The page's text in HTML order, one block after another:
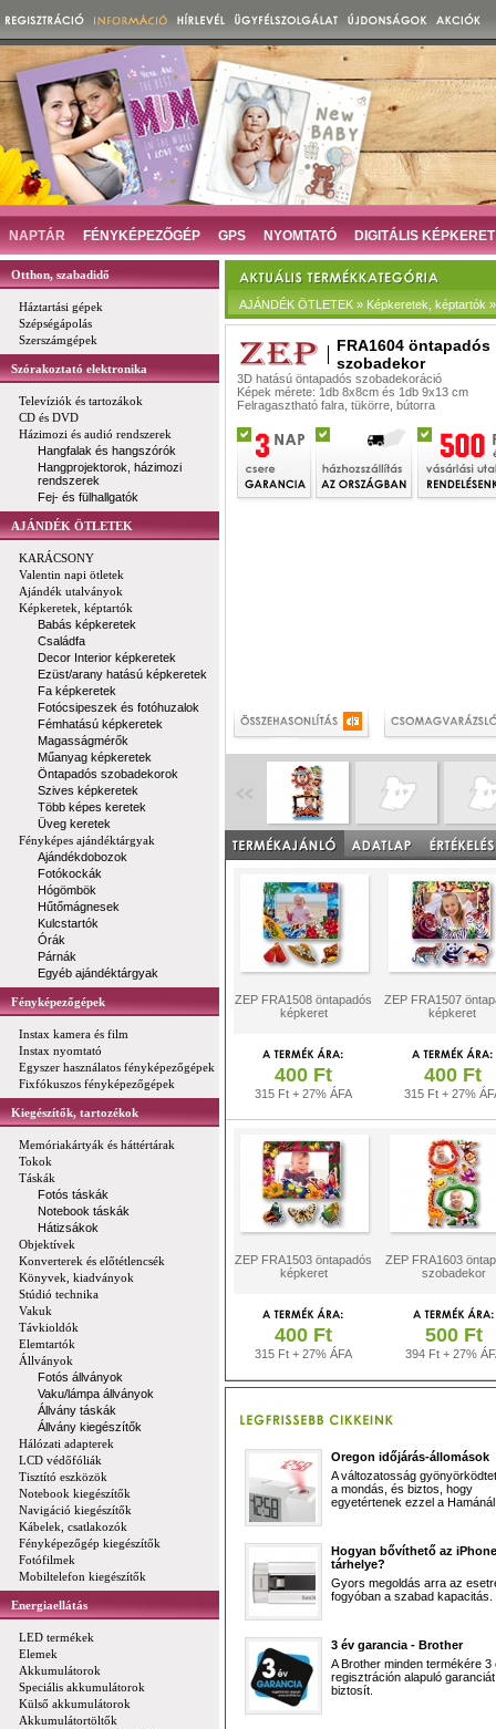
NAPTÁR FÉNYKÉPEZŐGÉP GPS NYOMTATÓ DIGITÁLIS KÉPKERET
Otthon, szabadidő
Háztartási gépek
Szépségápolás
Szerszámgépek
Szórakoztató elektronika
Televíziók és tartozákok
CD és DVD
Házimozi és audió rendszerek
Hangfalak és hangszórók
Hangprojektorok, házimozi
rendszerek
Fej- és fülhallgatók
AJÁNDÉK ÖTLETEK
KARÁCSONY
Valentin napi ötletek
Ajándék utalványok
Képkeretek, képtartók
Babás képkeretek
Családfa
Decor Interior képkeretek
Ezüst/arany hatású képkeretek
Fa képkeretek
Fotócsipeszek és fotóhuzalok
Fémhatású képkeretek
Magasságmérők
Műanyag képkeretek
Öntapadós szobadekorok
Szives képkeretek
Több képes keretek
Üveg keretek
Fényképes ajándéktárgyak
Ajándékdobozok
Fotókockák
Hógömbök
Hűtőmágnesek
Kulcstartók
Órák
Párnák
Egyéb ajándéktárgyak
Fényképezőgépek
Instax kamera és film
Instax nyomtató
Egyszer használatos fényképezőgépek
Fixfókuszos fényképezőgépek
Kiegészítők, tartozékok
Memóriakártyák és háttértárak
Tokok
Táskák
Fotós táskák
Notebook táskák
Hátizsákok
Objektívek
Konverterek és előtétlencsék
Könyvek, kiadványok
Stúdió technika
Vakuk
Távkioldók
Elemtartók
Állványok
Fotós állványok
Vaku/lámpa állványok
Állvány táskák
Állvány kiegészítők
Hálózati adapterek
LCD védőfóliák
Tisztító eszközök
Notebook kiegészítők
Navigáció kiegészítők
Kábelek, csatlakozók
Fényképezőgép kiegészítők
Fotófilmek
Mobiltelefon kiegészítők
Energiaellátás
LED termékek
Elemek
Akkumulátorok
Speciális akkumulátorok
Külső akkumulátorok
Akkumulátortöltők
AJÁNDÉK ÖTLETEK » Képkeretek, képtartók
FRA1604 öntapadós
szobadekor
3D hatású öntapadós szobadekoráció
Képek mérete: 1db 8x8cm és 1db 9x13 cm
Felragasztható falra, tükörre, bútorra
ZEP FRA1508 öntapadós
képkeret
ZEP FRA1507
képkeret
400 Ft
315 Ft + 27% ÁFA
400 Ft
315 Ft + 27%
ZEP FRA1503 öntapadós
képkeret
ZEP FRA1603
szobadekor
400 Ft
315 Ft + 27% ÁFA
500 Ft
394 Ft + 27%
Oregon időjárás-állomások
A változatosság
a mondás, és biztos, hogy
egyetértenek ezzel a
Hogyan bővíthető az iPhone
tárhelye?
Gyors megoldás arra az
fogyóban a szabad kapacitás.
3 év garancia - Brother
A Brother minden termékére 3
regisztráción alapuló garanciát
biztosít.